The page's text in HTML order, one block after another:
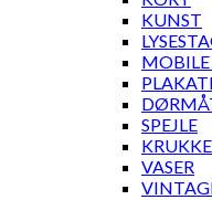
KUNST
MOBILE
SPEJLE
VASER